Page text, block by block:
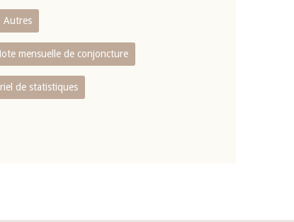
Autres
mensuelle de conjoncture
de statistiques